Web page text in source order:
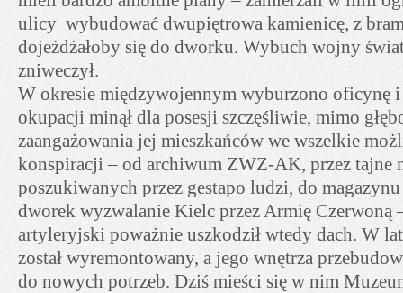
ulicy wybudować dwupiętrowa kamienicę, z
dojeżdżałoby się do dworku. Wybuch wojny
zniweczył.
W okresie międzywojennym wyburzono oficynę i
okupacji minął dla posesji szczęśliwie, mimo
zaangażowania jej mieszkańców we wszelkie
konspiracji – od archiwum ZWZ-AK, przez tajne
poszukiwanych przez gestapo ludzi, do
dworek wyzwalanie Kielc przez Armię Czerwoną
artyleryjski poważnie uszkodził wtedy dach. W
został wyremontowany, a jego wnętrza
do nowych potrzeb. Dziś mieści się w nim